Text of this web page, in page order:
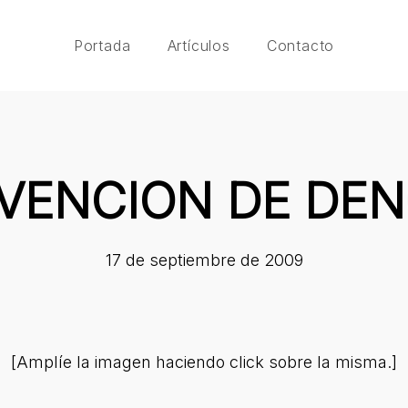
Portada Artículos Contacto
DE
17 de septiembre de 2009
[Amplíe la imagen haciendo click sobre la misma.]